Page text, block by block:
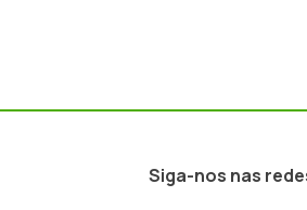
Siga-nos nas